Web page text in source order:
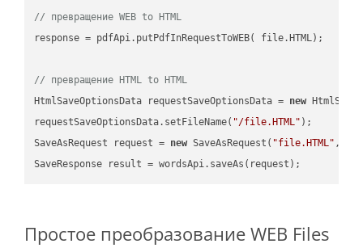
// превращение WEB to HTML
response = pdfApi.putPdfInRequestToWEB( file.HTML);
// превращение HTML to HTML
HtmlSaveOptionsData requestSaveOptionsData = new
requestSaveOptionsData.setFileName( "/file.HTML" );
SaveAsRequest request = new SaveAsRequest( "file.HTML"
Простое преобразование WEB Files